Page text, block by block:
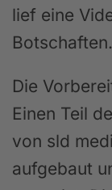
lief eine
Botschaften.
Die
Einen Teil
von sld
aufgebaut